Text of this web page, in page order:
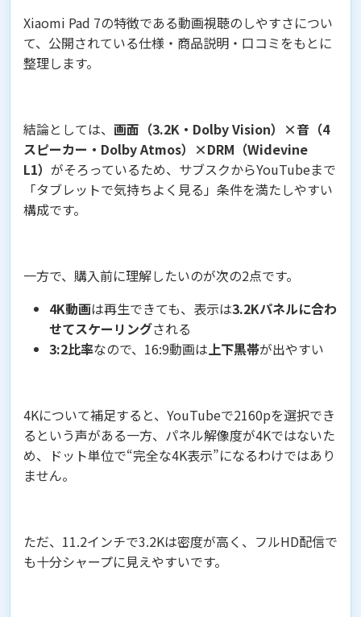
Xiaomi Pad 7の特徴である動画視聴のしやすさについ
て、公開されている仕様・商品説明・口コミをもとに
整理します。
結論としては、 画面（3.2K・Dolby Vision）×音（4
スピーカー・Dolby Atmos）×DRM（Widevine
L1） がそろっているため、サブスクからYouTubeまで
「タブレットで気持ちよく見る」条件を満たしやすい
構成です。
一方で、購入前に理解したいのが次の2点です。
4K動画は再生できても、表示は3.2Kパネルに合わ
せてスケーリングされる
3:2比率なので、16:9動画は上下黒帯が出やすい
4Kについて補足すると、YouTubeで2160pを選択でき
るという声がある一方、パネル解像度が4Kではないた
め、ドット単位で“完全な4K表示”になるわけではあり
ません。
ただ、11.2インチで3.2Kは密度が高く、フルHD配信で
も十分シャープに見えやすいです。